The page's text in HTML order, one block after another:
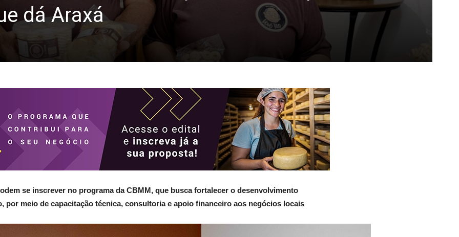
dá Araxá
se inscrever no programa da CBMM, que busca fortalecer o desenvolvimento
por meio de capacitação técnica, consultoria e apoio financeiro aos negócios locais